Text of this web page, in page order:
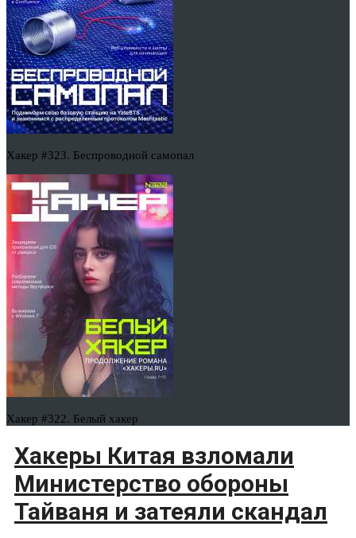
Хакер #323. Беспроводной самопал
Хакер #322. Белый хакер
Хакеры Китая взломали
Министерство обороны
Тайваня и затеяли скандал